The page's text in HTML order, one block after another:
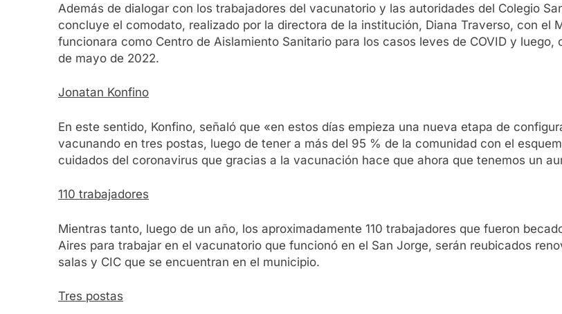
Además de dialogar con los trabajadores del vacunatorio y las autoridades del Colegio
concluye el comodato, realizado por la directora de la institución, Diana Traverso, con el
funcionara como Centro de Aislamiento Sanitario para los casos leves de COVID y
de mayo de 2022.
Jonatan Konfino
En este sentido, Konfino, señaló que «en estos días empieza una nueva etapa de
vacunando en tres postas, luego de tener a más del 95 % de la comunidad con el
cuidados del coronavirus que gracias a la vacunación hace que ahora que tenemos un
110 trabajadores
Mientras tanto, luego de un año, los aproximadamente 110 trabajadores que fueron
Aires para trabajar en el vacunatorio que funcionó en el San Jorge, serán reubicados
salas y CIC que se encuentran en el municipio.
Tres postas